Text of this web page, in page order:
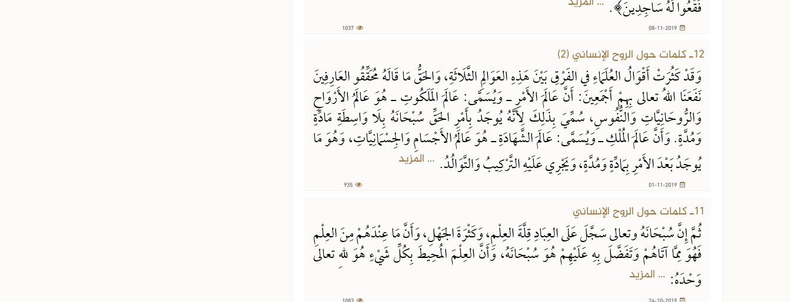
فَقَعُوا لَهُ سَاجِدِينَ﴾.
08-11-2019
12ـ كلمات حول الروح الإنساني (2)
وَقَدْ كَثُرَتْ أَقْوَالُ العُلَمَاءِ في الفَرْقِ بَيْنَ هَذِهِ العَوَالِمِ الثَّلَاثَةِ، وَالحَقُّ مَا قَالَهُ مُحَقِّقُو العَارِفِينَ
نَفَعَنَا اللهُ تعالى بِهِمْ أَجْمَعِينَ: أَنَّ عَالَمَ الأَمْرِ ـ وَيُسَمَّى: عَالَمَ المَلَكُوتِ ـ هُوَ عَالَمُ الأَرْوَاحِ
وَالرُّوحَانِيَّاتِ وَالنُّفُوسِ، سُمِّيَ بِذَلِكَ لِأَنَّهُ يُوجَدُ بِأَمْرِ الحَقِّ سُبْحَانَهُ بِلَا وَاسِطَةِ مَادِّةٍ
وَمُدَّةٍ. وَأَنَّ عَالَمَ المُلْكِ ـ وَيُسَمَّى: عَالَمَ الشَّهَادَةِ ـ هُوَ عَالَمُ الأَجْسَامِ وَالجِسْمَانِيَّاتِ، وَهُوَ مَا
يُوجَدُ بَعْدَ الأَمْرِ بِمَادِّةٍ وَمُدَّةٍ، وَيَجْرِي عَلَيْهِ التَّرْكِيبُ وَالتَّوَالُدُ. ... المزيد
01-11-2019
935
11ـ كلمات حول الروح الإنساني
ثُمَّ إِنَّ سُبْحَانَهُ وتعالى سَجَّلَ عَلَى العِبَادِ قِلَّةَ العِلْمِ، وَكَثْرَةَ الجَهْلِ، وَأَنَّ مَا عِنْدَهُمْ مِنَ العِلْمِ
فَهُوَ مِمَّا آتَاهُمْ وَتَفَضَّلَ بِهِ عَلَيْهِمْ هُوَ سُبْحَانَهُ، وَأَنَّ العِلْمَ المُحِيطَ بِكُلِّ شَيْءٍ هُوَ للهِ تعالى
وَحْدَهُ: ... المزيد
24-10-2019